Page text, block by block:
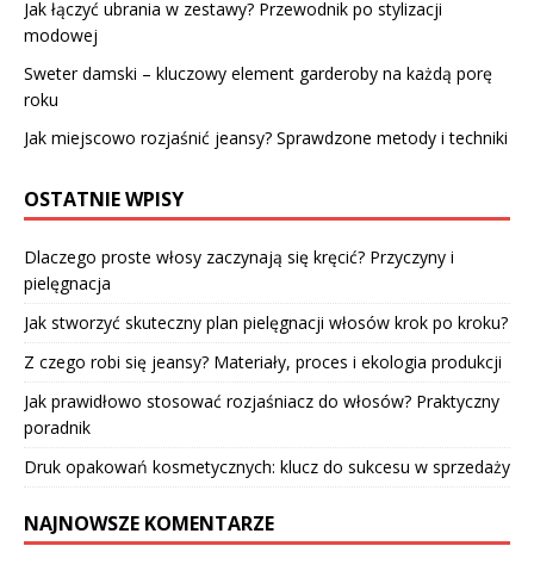
Jak łączyć ubrania w zestawy? Przewodnik po stylizacji
modowej
Sweter damski – kluczowy element garderoby na każdą porę
roku
Jak miejscowo rozjaśnić jeansy? Sprawdzone metody i techniki
OSTATNIE WPISY
Dlaczego proste włosy zaczynają się kręcić? Przyczyny i
pielęgnacja
Jak stworzyć skuteczny plan pielęgnacji włosów krok po kroku?
Z czego robi się jeansy? Materiały, proces i ekologia produkcji
Jak prawidłowo stosować rozjaśniacz do włosów? Praktyczny
poradnik
Druk opakowań kosmetycznych: klucz do sukcesu w sprzedaży
NAJNOWSZE KOMENTARZE